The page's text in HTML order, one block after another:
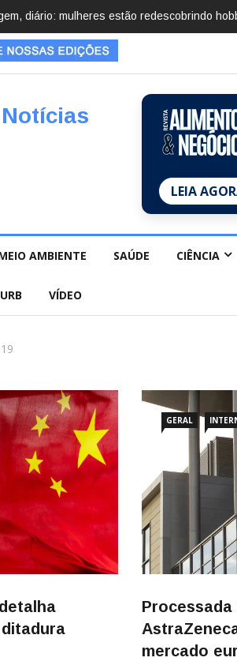
mil desaparecimentos em 2025, diz
LEIA
AMBIENTE SAÚDE CIÊNCIA
VÍDEO
GERAL
mercado